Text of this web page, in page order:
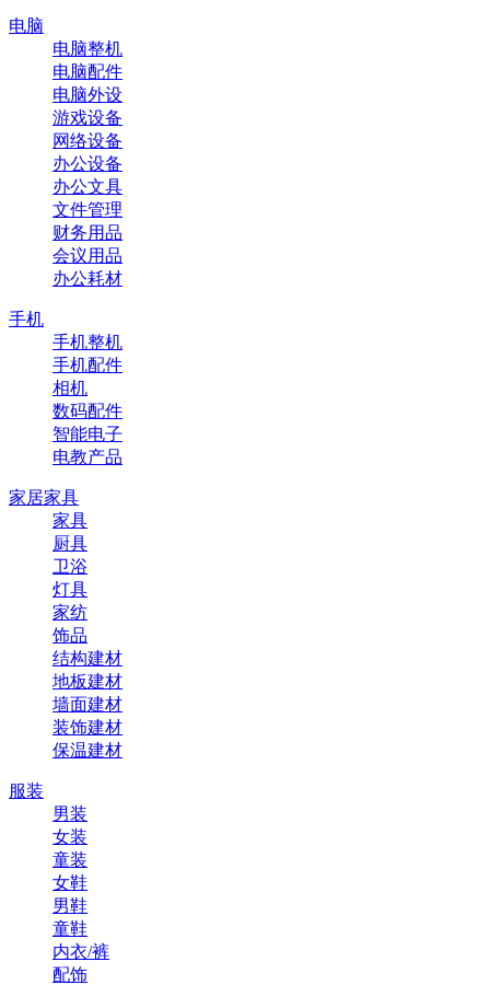
电脑
电脑整机
电脑配件
电脑外设
游戏设备
网络设备
办公设备
办公文具
文件管理
财务用品
会议用品
办公耗材
手机
手机整机
手机配件
相机
数码配件
智能电子
电教产品
家居家具
家具
厨具
卫浴
灯具
家纺
饰品
结构建材
地板建材
墙面建材
装饰建材
保温建材
服装
男装
女装
童装
女鞋
男鞋
童鞋
内衣/裤
配饰